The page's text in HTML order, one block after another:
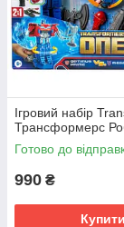
Ігровий набір
Трансформерс
Готово до
990 ₴
Купити